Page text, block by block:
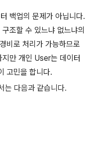
백업의 문제가 아닙니다.
조할 수 있느냐 없느냐의
비로 처리가 가능하므로
만 개인 User는 데이터
고민을 합니다.
는 다음과 같습니다.